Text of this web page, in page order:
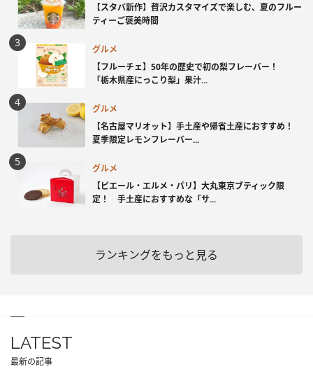
【スタバ新作】贅沢カスタマイズで楽しむ、夏のフルー
ティーご褒美時間
グルメ
【フルーチェ】50年の歴史で初の梨フレーバー！
「栃木県産にっこり梨」果汁...
グルメ
【名古屋マリオット】手土産や帰省土産におすすめ！
夏季限定レモンフレーバー...
グルメ
【ピエール・エルメ・パリ】大丸東京ブティック限
定！ 手土産におすすめな「サ...
ランキングをもっと見る
LATEST
最新の記事